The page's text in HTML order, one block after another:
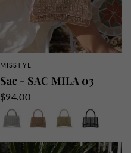
MISSTYL
Sac - SAC MILA 03
$94.00
Argent
Rose Or Noir